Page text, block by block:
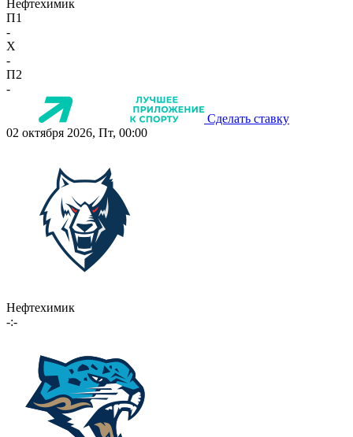
Нефтехимик
П1
-
X
-
П2
-
Сделать ставку
02 октября 2026, Пт, 00:00
Нефтехимик
-:-